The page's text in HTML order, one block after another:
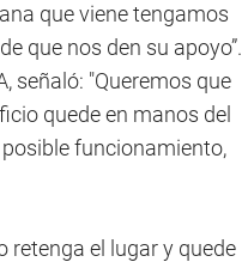
que viene tengamos
que nos den su apoyo”.
señaló: "Queremos que
quede en manos del
funcionamiento,
retenga el lugar y quede